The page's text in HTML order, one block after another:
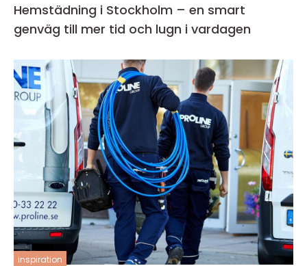
Hemstädning i Stockholm – en smart
genväg till mer tid och lugn i vardagen
inspiration